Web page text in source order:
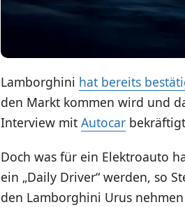
Lamborghini hat bereits
den Markt kommen wird und
Interview mit Autocar
Doch was für ein Elektroauto
ein „Daily Driver“ werden, so
den Lamborghini Urus